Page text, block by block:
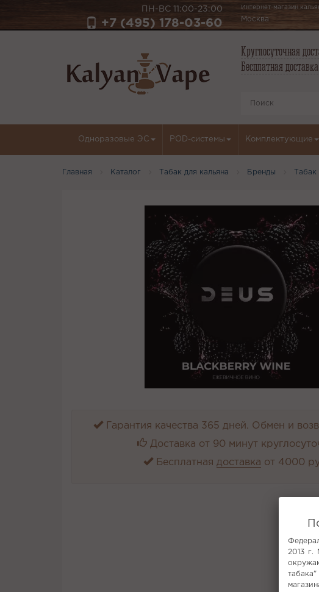
ПН-ВС 11:00-23:00
+7 (495) 178-03-60
Интернет-магазин
Москва
Круглосуточная
Бесплатная
Одноразовые ЭС POD-системы Комплектующие
Главная Каталог Табак для кальяна Бренды Табак
Гарантия качества 365 дней. Обмен и
Доставка от 90 минут
Бесплатная доставка от 4000
2013 г.